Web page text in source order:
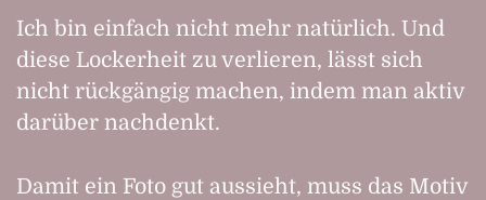
Ich bin einfach nicht mehr natürlich. Und
diese Lockerheit zu verlieren, lässt sich
nicht rückgängig machen, indem man aktiv
darüber nachdenkt.
Damit ein Foto gut aussieht, muss das Motiv